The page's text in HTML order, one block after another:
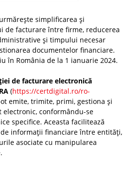
simplificarea și
de facturare între firme, reducerea
și timpului necesar
documentelor financiare.
în România de la 1 ianuarie 2024.
de facturare electronică
(https://certdigital.ro/ro-
emite, trimite, primi, gestiona și
conformându-se
specifice. Aceasta facilitează
informații financiare între entități,
asociate cu manipularea